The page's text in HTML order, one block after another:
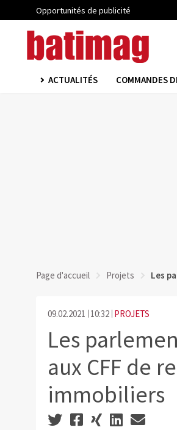
Opportunités de publicité
ACTUALITÉS COMMANDES
Page d'accueil Projets Les
09.02.2021 10:32 PROJETS
Les
aux CFF de
immobiliers